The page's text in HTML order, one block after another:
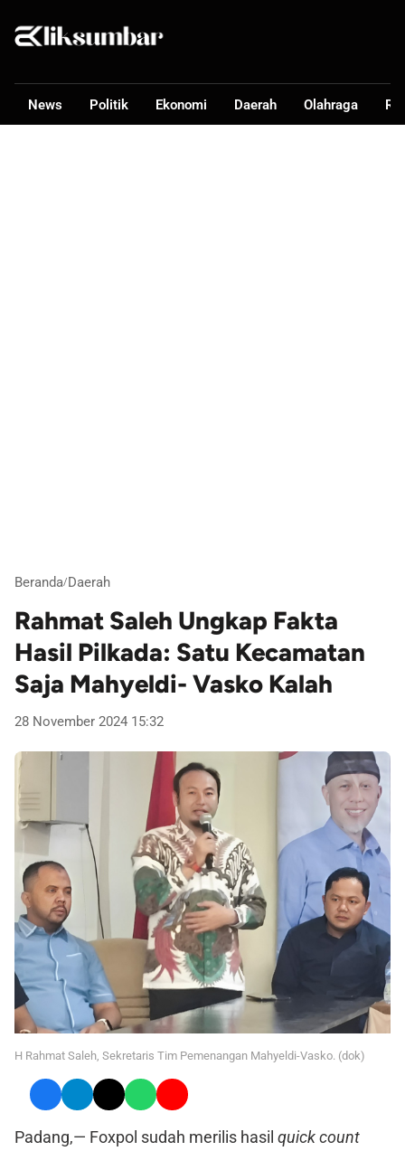
News Politik Ekonomi Daerah Olahraga
Beranda/Daerah
Rahmat Saleh Ungkap Fakta
Hasil Pilkada: Satu Kecamatan
Saja Mahyeldi- Vasko Kalah
28 November 2024 15:32
H Rahmat Saleh, Sekretaris Tim Pemenangan Mahyeldi-Vasko. (dok)
Padang,— Foxpol sudah merilis hasil quick count